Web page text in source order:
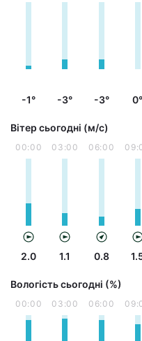
-1° -3° -3° 0°
Вітер сьогодні (м/с)
00:00
2.0
03:00
1.1
06:00
0.8
Вологість сьогодні (%)
00:00 03:00 06:00